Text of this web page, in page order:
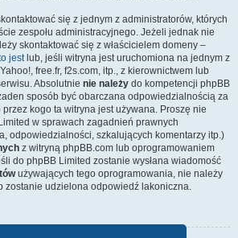
się z jednym z administratorów, których
zespołu administracyjnego. Jeżeli jednak nie
skontaktować się z właścicielem domeny –
jestlub, jeśli witryna jest uruchomiona na jednym z
free.fr, f2s.com, itp., z kierownictwem lub
Absolutnie nie należy do kompetencji phpBB
sposób być obarczana odpowiedzialnością za
kogo ta witryna jest używana. Proszę nie
w sprawach zagadnień prawnych
odpowiedzialności, szkalujących komentarzy itp.)
z witryną phpBB.com lub oprogramowaniem
do phpBB Limited zostanie wysłana wiadomość
używających tego oprogramowania, nie należy
zostanie udzielona odpowiedź lakoniczna.